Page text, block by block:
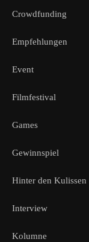
Crowdfunding
Empfehlungen
Event
Filmfestival
Games
Gewinnspiel
Hinter den Kulissen
Interview
Kolumne